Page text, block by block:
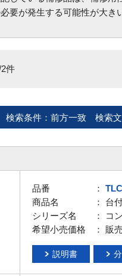
要が発生する可能性が大き
件
検索条件：前方一致 検索
品番 ：
商品名
： 台
シリーズ名
： コ
希望小売価格
： 販
説明書